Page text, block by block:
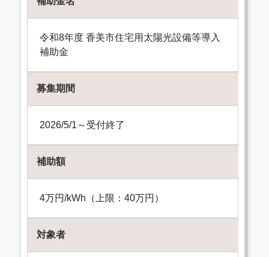
令和8年度 香美市住宅用太陽光設備等導入
補助金
募集期間
2026/5/1～受付終了
補助額
4万円/kWh（上限：40万円）
対象者